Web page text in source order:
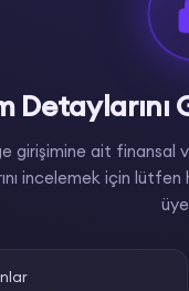
girişimine ait finansal
incelemek için lütfen